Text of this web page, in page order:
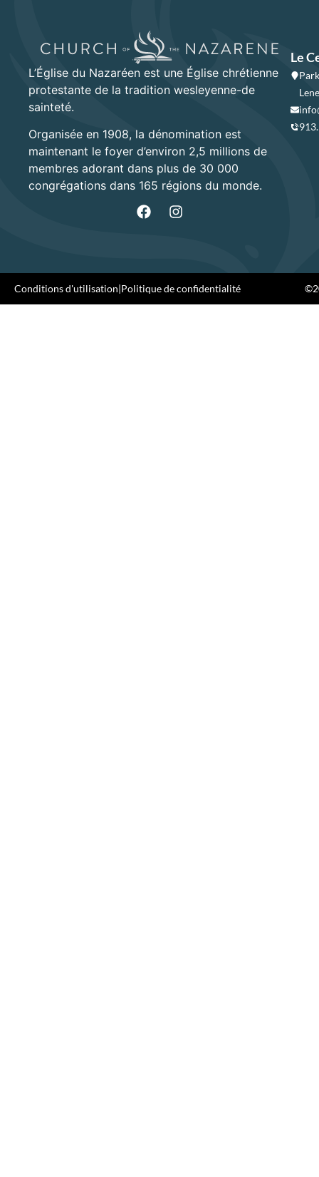
L’Église du Nazaréen est une Église chrétienne
protestante de la tradition wesleyenne-de
sainteté.
Organisée en 1908, la dénomination est
maintenant le foyer d’environ 2,5 millions de
membres adorant dans plus de 30 000
congrégations dans 165 régions du monde.
Le
Conditions d'utilisation|Politique de confidentialité